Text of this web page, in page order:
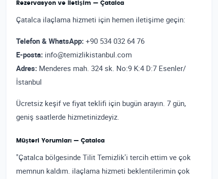
Rezervasyon ve İletişim — Çatalca
Çatalca ilaçlama hizmeti için hemen iletişime geçin:
Telefon & WhatsApp: +90 534 032 64 76
E-posta: info@temizlikistanbul.com
Adres: Menderes mah. 324 sk. No:9 K:4 D:7 Esenler/
İstanbul
Ücretsiz keşif ve fiyat teklifi için bugün arayın. 7 gün,
geniş saatlerde hizmetinizdeyiz.
Müşteri Yorumları — Çatalca
"Çatalca bölgesinde Tilit Temizlik'i tercih ettim ve çok
memnun kaldım. ilaçlama hizmeti beklentilerimin çok